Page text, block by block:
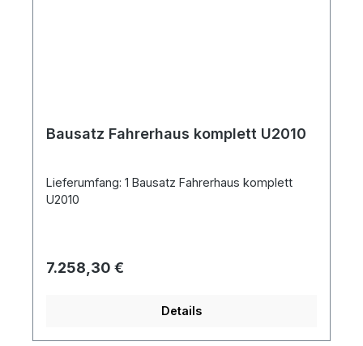
Bausatz Fahrerhaus komplett U2010
Lieferumfang: 1 Bausatz Fahrerhaus komplett
U2010
Regulärer Preis:
7.258,30 €
Details